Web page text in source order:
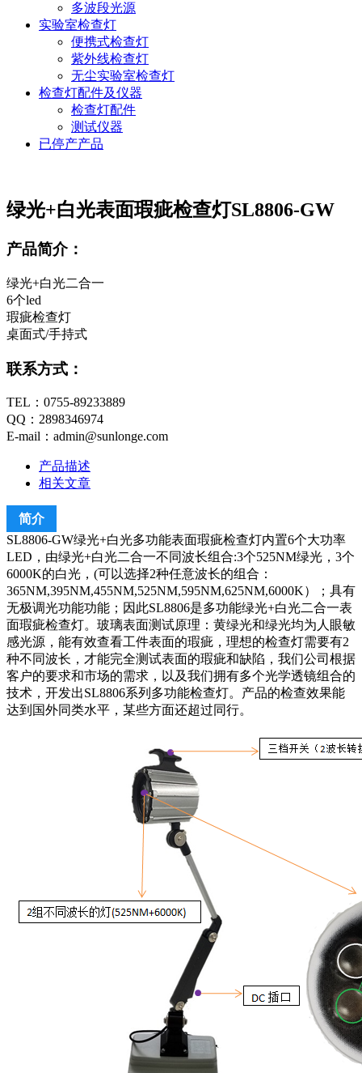
多波段光源
实验室检查灯
便携式检查灯
紫外线检查灯
无尘实验室检查灯
检查灯配件及仪器
检查灯配件
测试仪器
已停产产品
绿光+白光表面瑕疵检查灯SL8806-GW
产品简介：
绿光+白光二合一
6个led
瑕疵检查灯
桌面式/手持式
联系方式：
TEL：0755-89233889
QQ：2898346974
E-mail：admin@sunlonge.com
产品描述
相关文章
简介
SL8806-GW绿光+白光多功能表面瑕疵检查灯内置6个大功率
LED，由绿光+白光二合一不同波长组合:3个525NM绿光，3个
6000K的白光，(可以选择2种任意波长的组合：
365NM,395NM,455NM,525NM,595NM,625NM,6000K）；具有
无极调光功能功能；因此SL8806是多功能绿光+白光二合一表
面瑕疵检查灯。玻璃表面测试原理：黄绿光和绿光均为人眼敏
感光源，能有效查看工件表面的瑕疵，理想的检查灯需要有2
种不同波长，才能完全测试表面的瑕疵和缺陷，我们公司根据
客户的要求和市场的需求，以及我们拥有多个光学透镜组合的
技术，开发出SL8806系列多功能检查灯。产品的检查效果能
达到国外同类水平，某些方面还超过同行。